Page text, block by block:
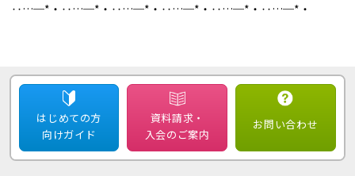
‥…─*・‥…─*・‥…─*・‥…─*・‥…─*・‥…─*・
はじめての方
向けガイド
資料請求・
入会のご案内
お問い合わせ